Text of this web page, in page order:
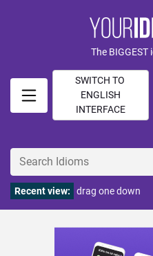
The
SWITCH TO
ENGLISH
INTERFACE
Recent view: drag one down